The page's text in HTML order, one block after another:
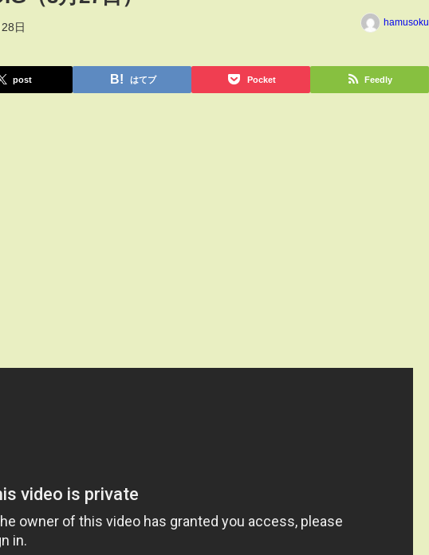
日 hamusoku
post はてブ Pocket Feedly